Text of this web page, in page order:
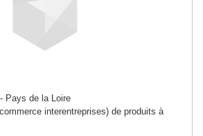
Pays de la Loire
interentreprises) de produits à